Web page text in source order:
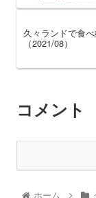
久々ランドで食
（2021/08）
コメント
ホーム